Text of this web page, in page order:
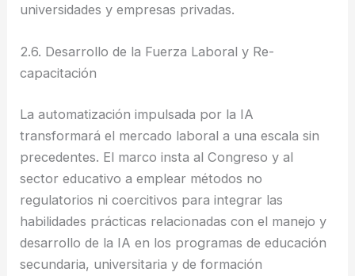
universidades y empresas privadas.
2.6. Desarrollo de la Fuerza Laboral y Re-
capacitación
La automatización impulsada por la IA
transformará el mercado laboral a una escala sin
precedentes. El marco insta al Congreso y al
sector educativo a emplear métodos no
regulatorios ni coercitivos para integrar las
habilidades prácticas relacionadas con el manejo y
desarrollo de la IA en los programas de educación
secundaria, universitaria y de formación